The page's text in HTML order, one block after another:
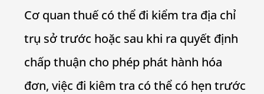
Cơ quan thuế có thể đi kiểm tra địa chỉ
trụ sở trước hoặc sau khi ra quyết định
chấp thuận cho phép phát hành hóa
đơn, việc đi kiêm tra có thể có hẹn trước